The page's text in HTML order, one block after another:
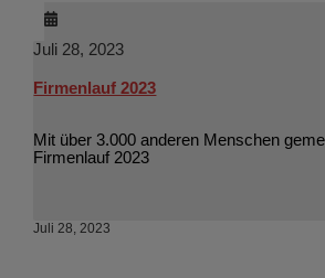
Juli 28, 2023
Firmenlauf 2023
Mit über 3.000 anderen Menschen
Firmenlauf 2023
Juli 28, 2023